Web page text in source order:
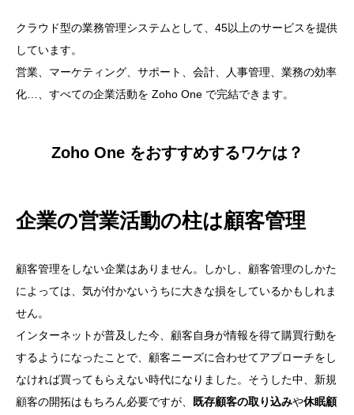
クラウド型の業務管理システムとして、45以上のサービスを提供
しています。
営業、マーケティング、サポート、会計、人事管理、業務の効率
化…、すべての企業活動を Zoho One で完結できます。
Zoho One をおすすめするワケは？
企業の営業活動の柱は顧客管理
顧客管理をしない企業はありません。しかし、顧客管理のしかた
によっては、気が付かないうちに大きな損をしているかもしれま
せん。
インターネットが普及した今、顧客自身が情報を得て購買行動を
するようになったことで、顧客ニーズに合わせてアプローチをし
なければ買ってもらえない時代になりました。そうした中、新規
顧客の開拓はもちろん必要ですが、
既存顧客の取り込みや休眠顧